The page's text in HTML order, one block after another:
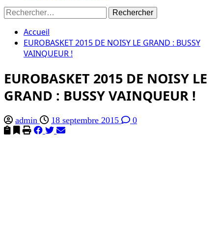
Rechercher :
Accueil
EUROBASKET 2015 DE NOISY LE GRAND : BUSSY
VAINQUEUR !
EUROBASKET 2015 DE NOISY LE
GRAND : BUSSY VAINQUEUR !
admin 18 septembre 2015 0